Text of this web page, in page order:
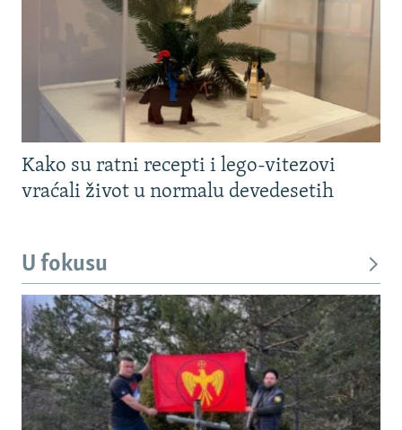
Kako su ratni recepti i lego-vitezovi
vraćali život u normalu devedesetih
U fokusu